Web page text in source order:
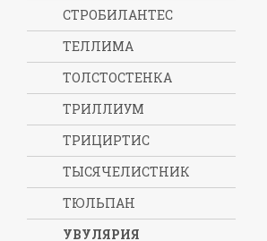
СТРОБИЛАНТЕС
ТЕЛЛИМА
ТОЛСТОСТЕНКА
ТРИЛЛИУМ
ТРИЦИРТИС
ТЫСЯЧЕЛИСТНИК
ТЮЛЬПАН
УВУЛЯРИЯ